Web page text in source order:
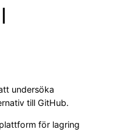
undersöka
till GitHub.
för lagring